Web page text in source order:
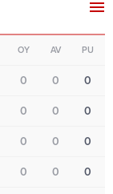
OY AV PU
0 0 0
0 0 0
0 0 0
0 0 0